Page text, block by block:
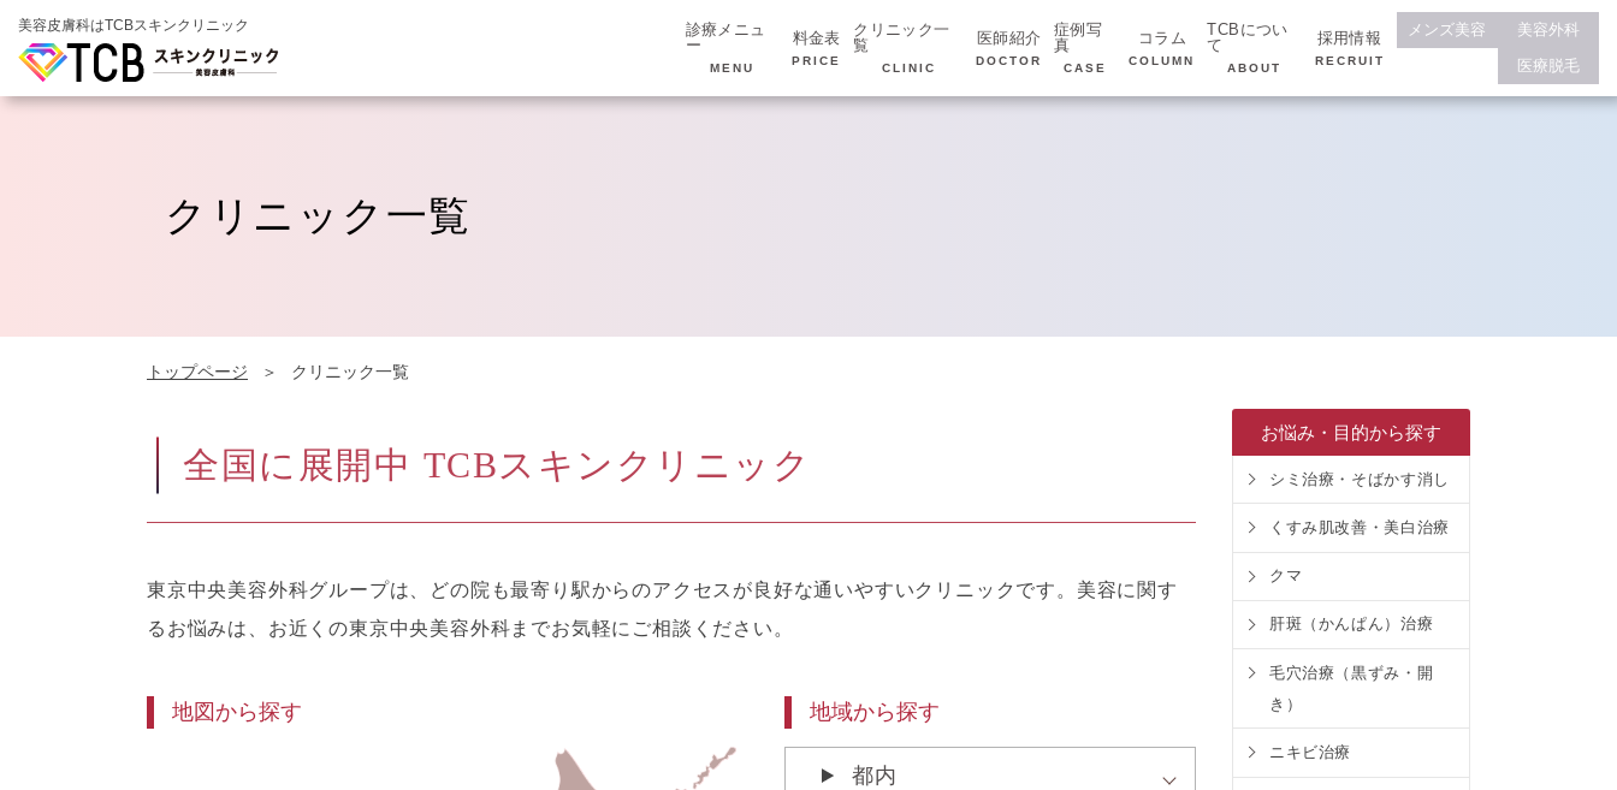
美容皮膚科はTCBスキンクリニック
診療メニュ
ー
MENU
料金表
PRICE
クリニック一
覧
CLINIC
医師紹介
DOCTOR
症例写
真
CASE
コラム
COLUMN
TCBについ
て
ABOUT
採用情報
RECRUIT
メンズ美容
美容外科
医療脱毛
クリニック一覧
トップページ クリニック一覧
全国に展開中 TCBスキンクリニック
東京中央美容外科グループは、どの院も最寄り駅からのアクセスが良好な通いやすいクリニックです。 美容に関す
るお悩みは、お近くの東京中央美容外科までお気軽にご相談ください。
地図から探す 地域から探す
都内
お悩み・目的から探す
シミ治療・そばかす消し
くすみ肌改善・美白治療
クマ
肝斑（かんぱん）治療
毛穴治療（黒ずみ・開
き）
ニキビ治療